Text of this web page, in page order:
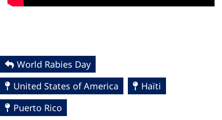
World Rabies Day
United States of America
Haïti
Puerto Rico